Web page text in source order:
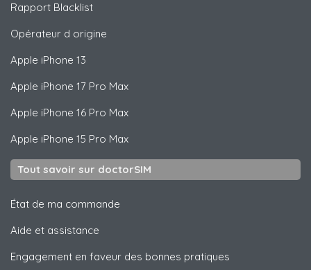
Rapport Blacklist
Opérateur d origine
Apple iPhone 13
Apple iPhone 17 Pro Max
Apple iPhone 16 Pro Max
Apple iPhone 15 Pro Max
Tout savoir sur doctorSIM
État de ma commande
Aide et assistance
Engagement en faveur des bonnes pratiques